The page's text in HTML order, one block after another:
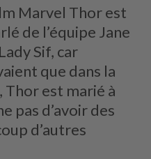
Marvel Thor est
de l’équipe Jane
Sif, car
que dans la
est marié à
pas d’avoir des
d’autres